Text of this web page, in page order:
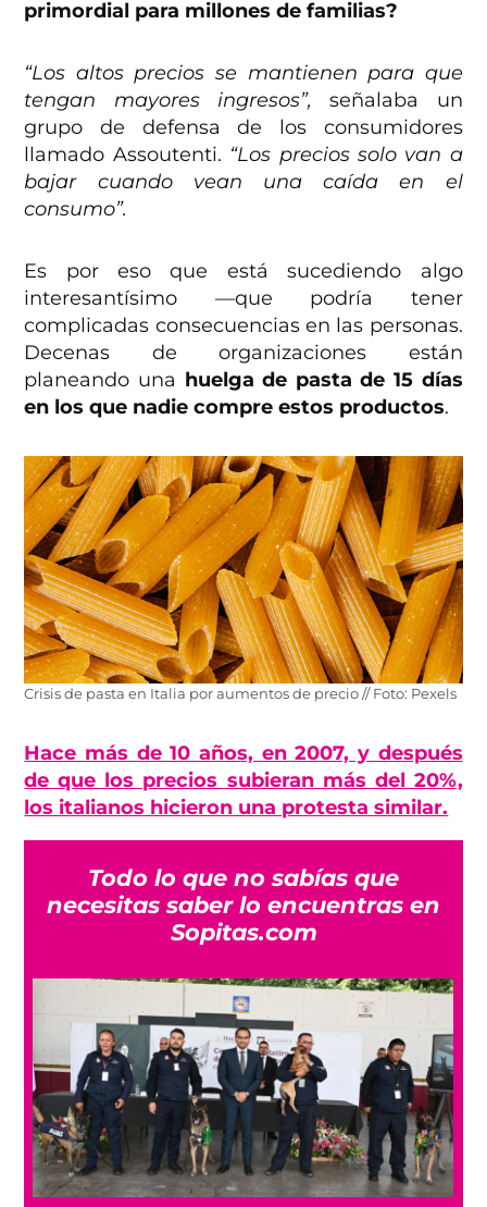
primordial para millones de familias?
“Los altos precios se mantienen para que
tengan mayores ingresos”, señalaba un
grupo de defensa de los consumidores
llamado Assoutenti. “Los precios solo van a
bajar cuando vean una caída en el
consumo”.
Es por eso que está sucediendo algo
interesantísimo —que podría tener
complicadas consecuencias en las personas.
Decenas de organizaciones están
planeando una huelga de pasta de 15 días
en los que nadie compre estos productos.
Crisis de pasta en Italia por aumentos de precio // Foto: Pexels
Hace más de 10 años, en 2007, y después
de que los precios subieran más del 20%,
los italianos hicieron una protesta similar.
Todo lo que no sabías que
necesitas saber lo encuentras en
Sopitas.com